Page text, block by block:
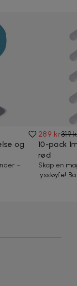
og
–
289 kr319
10-pack
rød
Skap en
lyssløyfe!